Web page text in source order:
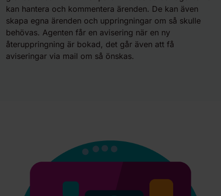
kan hantera och kommentera ärenden. De kan även
skapa egna ärenden och uppringningar om så skulle
behövas. Agenten får en avisering när en ny
återuppringning är bokad, det går även att få
aviseringar via mail om så önskas.